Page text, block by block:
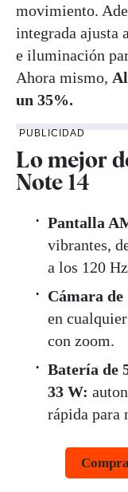
movimiento.
integrada ajusta
e iluminación
Ahora mismo,
un 35%.
PUBLICIDAD
Lo mejor
Note 14
Pantalla
vibrantes,
a los 120
Cámara de
en
con zoom.
Batería de
33 W:
rápida para